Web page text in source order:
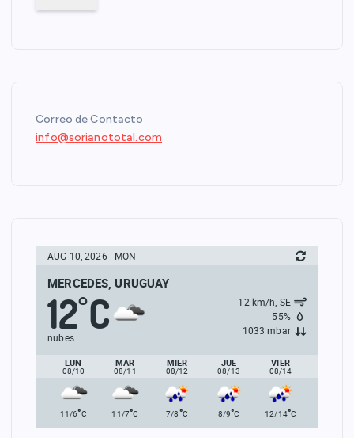
Correo de Contacto
info@sorianototal.com
AUG 10, 2026 - MON
MERCEDES, URUGUAY
12°C
nubes
12 km/h, SE
55%
1033 mbar
LUN
08/10
MAR
08/11
MIER
08/12
JUE
08/13
VIER
08/14
11/6°C 11/7°C 7/8°C 8/9°C 12/14°C